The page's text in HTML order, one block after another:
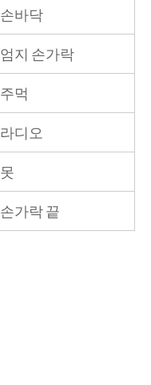
손바닥
엄지 손가락
주먹
라디오
못
손가락 끝